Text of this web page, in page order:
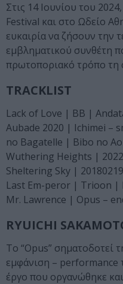
Στις 14 Ιουνίου του
Festival και στο Ωδείο
ευκαιρία να ζήσουν την
εμβληματικού συνθέτη
πρωτοποριακό τρόπο τη
TRACKLIST
Lack of Love | BB |
Aubade 2020 | Ichimei –
no Bagatelle | Bibo no
Wuthering Heights |
Sheltering Sky |
Last Em-peror | Trioon |
Mr. Lawrence | Opus –
RYUICHI
Το “Opus” σηματοδοτεί
εμφάνιση – performance
έργο που οργανώθηκε